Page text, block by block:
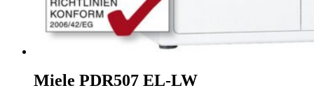
Miele PDR507 EL-LW